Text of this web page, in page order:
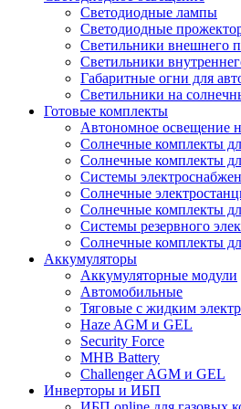
Светодиодные лампы
Светодиодные
Светильники внешнего
Светильники
Габаритные огни для
Светильники на
Готовые комплекты
Автономное освещение
Солнечные комплекты
Солнечные комплекты
Системы
Cолнечные
Солнечные комплекты
Системы резервного
Солнечные комплекты
Аккумуляторы
Аккумуляторные модули
Автомобильные
Тяговые с жидким
Haze AGM и GEL
Security Force
MHB Battery
Challenger AGM и GEL
Инверторы и ИБП